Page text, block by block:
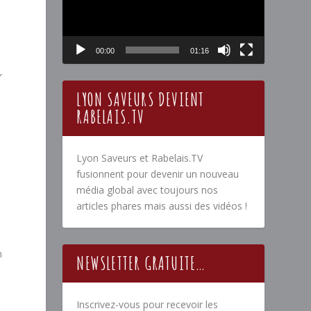
00:00 01:16
LYON SAVEURS DEVIENT
RABELAIS.TV
Lyon Saveurs et Rabelais.TV
fusionnent pour devenir un nouveau
média global avec toujours nos
articles phares mais aussi des vidéos !
NEWSLETTER GRATUITE…
Inscrivez-vous pour recevoir les